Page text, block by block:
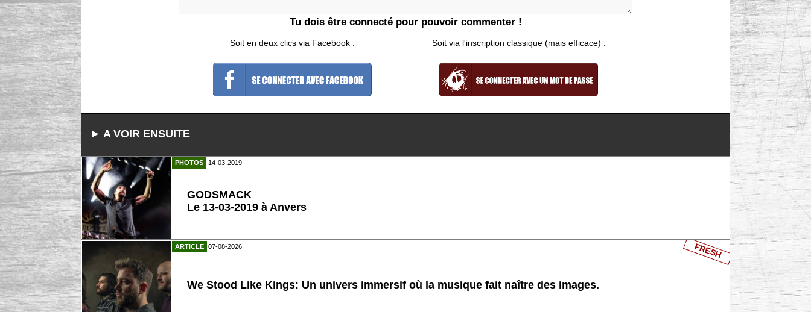
Tu dois être connecté pour pouvoir commenter !
Soit en deux clics via Facebook : Soit via l'inscription classique (mais efficace) :
► A VOIR ENSUITE
PHOTOS 14-03-2019
GODSMACK
Le 13-03-2019 à Anvers
ARTICLE 07-08-2026
We Stood Like Kings: Un univers immersif où la musique fait naître des images.
FRESH